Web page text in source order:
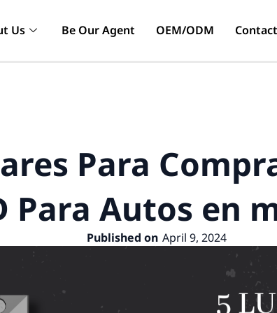
Us Be Our Agent OEM/ODM
Para
Para Autos en
Published on April 9, 2024